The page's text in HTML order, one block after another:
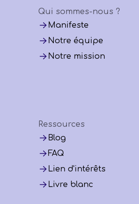
Qui sommes-nous ?
Manifeste
Notre équipe
Notre mission
Ressources
Blog
FAQ
Lien d'intérêts
Livre blanc